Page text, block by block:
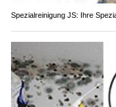
Spezialreinigung JS: Ihre